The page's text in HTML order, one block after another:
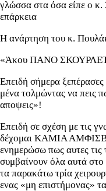
γλώσσα στα όσα είπε ο κ.
επάρκεια
Η ανάρτηση του κ.
«Άκου ΠΑΝΟ
Επειδή σήμερα
μένα τολμώντας να πεις
αποψεις»!
Επειδή σε σχέση με τις
δέχομαι ΚΑΜΙΑ
ενημερώσω πως αυτες τις
συμβαίνουν όλα αυτά
τα παρακάτω τρία
ενας «μη επιστήμονας»